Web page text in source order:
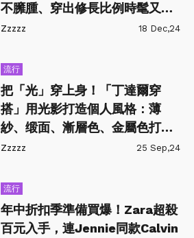
不臃腫、穿出修長比例時髦又保
暖
Zzzzz 18 Dec,24
流行
把「光」穿上身！「丁達爾穿
搭」用光影打造個人風格：薄
紗、缎面、漸層色、金屬色打造
又甜又美的浪漫情懷
Zzzzz 25 Sep,24
流行
年中折扣季準備買爆！Zara超殺
百元入手，連Jennie同款Calvin